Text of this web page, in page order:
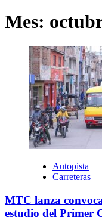
Mes:
Autopista
Carreteras
MTC lanza
estudio del Primer